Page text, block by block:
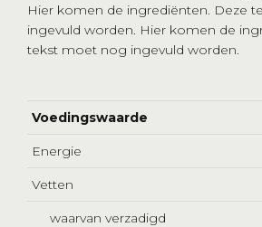
Hier komen de ingrediënten. Deze
ingevuld worden. Hier komen de
tekst moet nog ingevuld worden.
Voedingswaarde
Energie
Vetten
waarvan verzadigd